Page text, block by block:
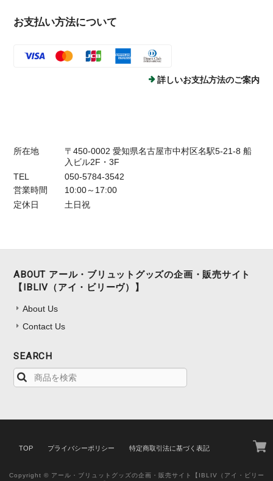
お支払い方法について
詳しいお支払方法のご案内
所在地
〒450-0002 愛知県名古屋市中村区名駅5-21-8 船
入ビル2F・3F
TEL
050-5784-3542
営業時間
10:00～17:00
定休日
土日祝
ABOUT アール・ブリュットグッズの企画・販売サイト
【IBLIV（アイ・ビリーヴ）】
About Us
Contact Us
SEARCH
TOP プライバシーポリシー 特定商取引法に基づく表記
Copyright © アール・ブリュットグッズの企画・販売サイト【IBLIV（アイ・ビリー